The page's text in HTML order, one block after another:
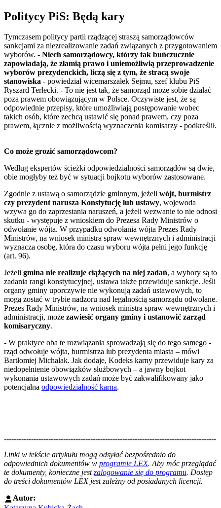
Politycy PiS: Będą kary
Tymczasem politycy partii rządzącej straszą samorządowców
sankcjami za niezrealizowanie zadań związanych z przygotowaniem
wyborów. - Niech samorządowcy, którzy tak buńczucznie
zapowiadają, że złamią prawo i uniemożliwią przeprowadzenie
wyborów prezydenckich, liczą się z tym, że stracą swoje
stanowiska - powiedział wicemarszałek Sejmu, szef klubu PiS
Ryszard Terlecki. - To nie jest tak, że samorząd może sobie działać
poza prawem obowiązującym w Polsce. Oczywiste jest, że są
odpowiednie przepisy, które umożliwiają postępowanie wobec
takich osób, które zechcą ustawić się ponad prawem, czy poza
prawem, łącznie z możliwością wyznaczenia komisarzy - podkreślił.
Co może grozić samorządowcom?
Według ekspertów ścieżki odpowiedzialności samorządów są dwie,
obie mogłyby też być w sytuacji bojkotu wyborów zastosowane.
Zgodnie z ustawą o samorządzie gminnym, jeżeli wójt, burmistrz
czy prezydent narusza Konstytucję lub ustawy, wojewoda
wzywa go do zaprzestania naruszeń, a jeżeli wezwanie to nie odnosi
skutku - występuje z wnioskiem do Prezesa Rady Ministrów o
odwołanie wójta. W przypadku odwołania wójta Prezes Rady
Ministrów, na wniosek ministra spraw wewnętrznych i administracji
wyznacza osobę, która do czasu wyboru wójta pełni jego funkcję
(art. 96).
Jeżeli gmina nie realizuje ciążących na niej zadań, a wybory są to
zadania rangi konstytucyjnej, ustawa także przewiduje sankcje. Jeśli
organy gminy uporczywie nie wykonują zadań ustawowych, to
mogą zostać w trybie nadzoru nad legalnością samorządu odwołane.
Prezes Rady Ministrów, na wniosek ministra spraw wewnętrznych i
administracji, może zawiesić organy gminy i ustanowić zarząd
komisaryczny.
- W praktyce oba te rozwiązania sprowadzają się do tego samego -
rząd odwołuje wójta, burmistrza lub prezydenta miasta – mówi
Bartłomiej Michalak. Jak dodaje, Kodeks karny przewiduje kary za
niedopełnienie obowiązków służbowych – a jawny bojkot
wykonania ustawowych zadań może być zakwalifikowany jako
potencjalna odpowiedzialność karna.
--------------------------------------------------------------------------------------
Linki w tekście artykułu mogą odsyłać bezpośrednio do
odpowiednich dokumentów w programie LEX. Aby móc przeglądać
te dokumenty, konieczne jestzalogowanie się do programu. Dostęp
do treści dokumentów LEX jest zależny od posiadanych licencji.
Autor: